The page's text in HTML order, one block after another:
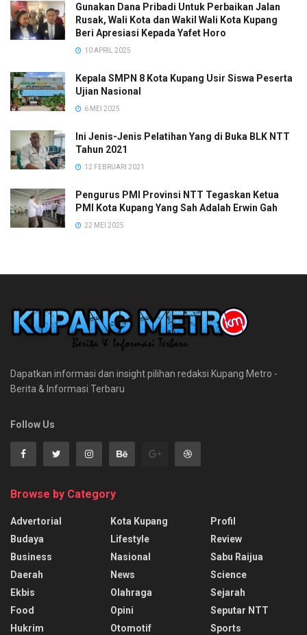
Gunakan Dana Pribadi Untuk Perbaikan Jalan
Rusak, Wali Kota dan Wakil Wali Kota Kupang
Beri Apresiasi Kepada Yafet Horo
10 APRIL 2025
Kepala SMPN 8 Kota Kupang Usir Siswa Peserta
Ujian Nasional
6 MEI 2025
Ini Jenis-Jenis Pelatihan Yang di Buka BLK NTT
Tahun 2021
12 FEBRUARI 2021
Pengurus PMI Provinsi NTT Tegaskan Ketua
PMI Kota Kupang Yang Sah Adalah Erwin Gah
22 MEI 2025
Dapatkan informasi dan insight pilihan redaksi Kupang Metro -
Berita & Informasi Terbaru
Follow Us
Browse by Category
Advertorial
Budaya
Business
Daerah
Ekbis
Food
Hukrim
Kota Kupang
Lifestyle
Nasional
News
Olahraga
Opini
Otomotif
Profil
Review
Sabu Raijua
Science
Sejarah
Seputar NTT
Sports